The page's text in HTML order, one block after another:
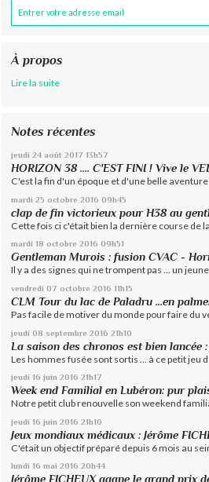
À propos
Lire la suite
Notes récentes
jeudi 24 août 2017 13h57
HORIZON 38 .... C'EST FINI ! Vive le
C'est la fin d'un époque et d'une belle aventure
mardi 25 octobre 2016 09h45
clap de fin victorieux pour H38 au
Cette fois ci c'était bien la dernière course de
mardi 18 octobre 2016 09h51
Gentleman Murois : fusion CVAC -
Il y a des signes qui ne trompent pas ... un
vendredi 07 octobre 2016 11h15
CLM Tour du lac de Paladru ...en
Pas facile de motiver du monde pour faire du
jeudi 08 septembre 2016 21h10
La saison des chronos est bien lancée :
Les hommes fusée sont sortis ... à ce petit jeu
jeudi 16 juin 2016 21h17
Week end Familial en Lubéron: pur
Notre petit club renouvelle son weekend
jeudi 16 juin 2016 21h10
Jeux mondiaux médicaux : Jérôme
C'était un objectif préparé depuis 6 mois au sein
lundi 16 mai 2016 20h44
Jérôme FICHEUX gagne le grand prix